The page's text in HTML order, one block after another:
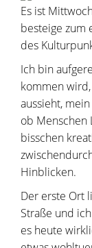
Es ist
besteige zum
des
Ich bin
kommen
aussieht,
ob Menschen
bisschen
Hinblicken.
Der erste Ort
Straße und
es heute